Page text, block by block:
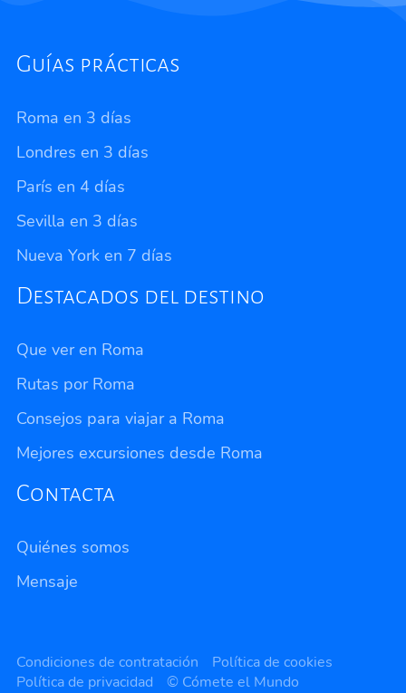
Guías prácticas
Roma en 3 días
Londres en 3 días
París en 4 días
Sevilla en 3 días
Nueva York en 7 días
Destacados del destino
Que ver en Roma
Rutas por Roma
Consejos para viajar a Roma
Mejores excursiones desde Roma
Contacta
Quiénes somos
Mensaje
Privacidad
Condiciones de contratación
Política de cookies
Política de privacidad
© Cómete el Mundo